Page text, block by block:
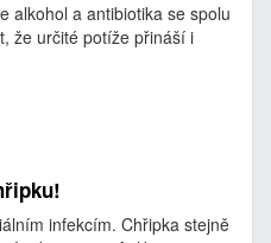
alkohol a antibiotika se spolu
že určité potíže přináší i
infekcím. Chřipka stejně